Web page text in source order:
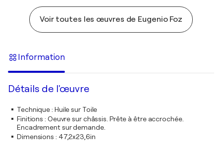
Voir toutes les œuvres de Eugenio Foz
Information
Détails de l'œuvre
Technique: Huile sur Toile
Finitions : Oeuvre sur châssis. Prête à être accrochée.
Encadrement sur demande.
Dimensions : 47,2x23,6in